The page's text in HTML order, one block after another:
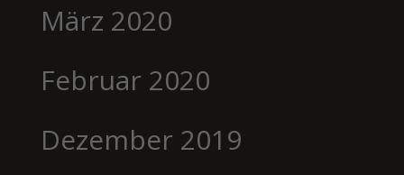
März 2020
Februar 2020
Dezember 2019